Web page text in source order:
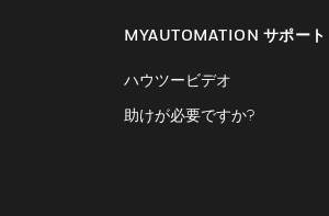
MYAUTOMATION サポート
ハウツービデオ
助けが必要ですか?